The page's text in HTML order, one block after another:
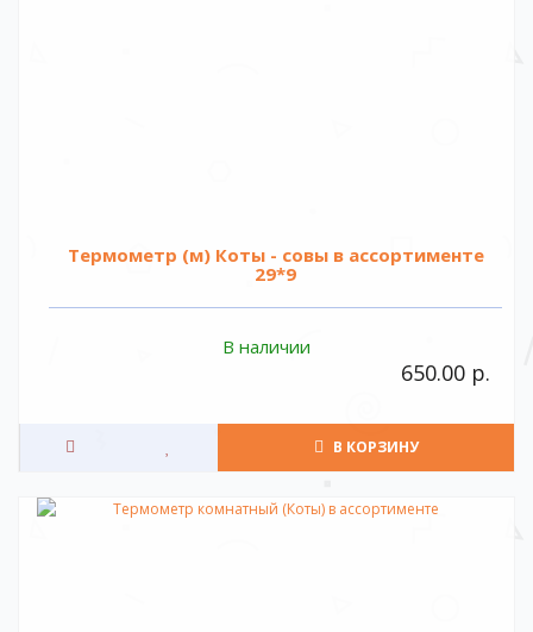
Термометр (м) Коты - совы в ассортименте
29*9
В наличии
650.00 р.
В КОРЗИНУ